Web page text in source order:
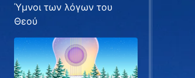
Ύμνοι των λόγων του
Θεού